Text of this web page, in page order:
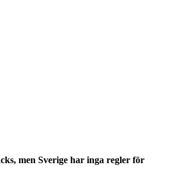
men Sverige har inga regler för